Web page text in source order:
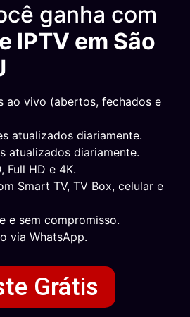
ganha com
IPTV em São
ao vivo (abertos, fechados e
atualizados diariamente.
atualizados diariamente.
Full HD e 4K.
Smart TV, TV Box, celular e
e sem compromisso.
via WhatsApp.
Grátis